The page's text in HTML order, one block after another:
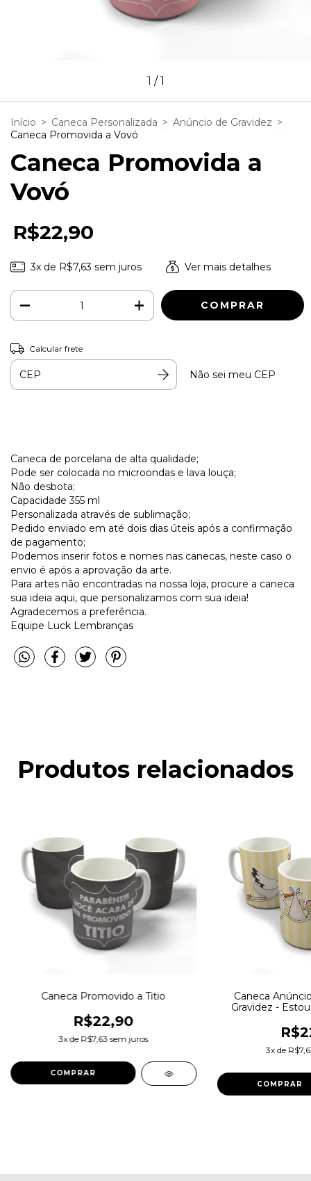
1 /1
Início > Caneca Personalizada > Anúncio de Gravidez >
Caneca Promovida a Vovó
Caneca Promovida a
Vovó
R$22,90
3x de R$7,63 sem juros Ver mais detalhes
Calcular frete
Não sei meu CEP
Caneca de porcelana de alta qualidade;
Pode ser colocada no microondas e lava louça;
Não desbota;
Capacidade 355 ml
Personalizada através de sublimação;
Pedido enviado em até dois dias úteis após a confirmação
de pagamento;
Podemos inserir fotos e nomes nas canecas, neste caso o
envio é após a aprovação da arte.
Para artes não encontradas na nossa loja, procure a caneca
sua ideia aqui, que personalizamos com sua ideia!
Agradecemos a preferência.
Equipe Luck Lembranças
Produtos relacionados
Caneca Promovido a Titio
R$22,90
3x de R$7,63 sem juros
Caneca
Gravidez -
3x de